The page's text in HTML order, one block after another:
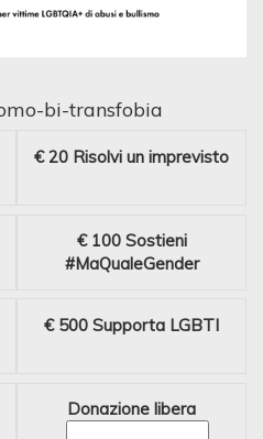
bi-transfobia
€ 20 Risolvi un imprevisto
€ 100 Sostieni
#MaQualeGender
€ 500 Supporta LGBTI
Donazione libera